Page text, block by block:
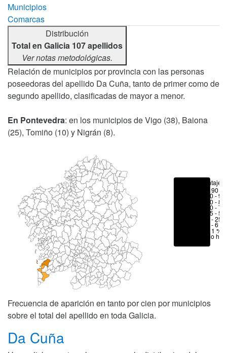
Municipios
Comarcas
Distribución
Total en Galicia 107 apellidos
Ver notas metodológicas.
Relación de municipios por provincia con las personas
poseedoras del apellido Da Cuña, tanto de primer como de
segundo apellido, clasificadas de mayor a menor.
En Pontevedra: en los municipios de Vigo (38), Baiona
(25), Tomiño (10) y Nigrán (8).
Porcentajes
> 90 %
80 -
70 -
50 -
25 -
6 - 25
1 - 6 %
< 1 %
No hay
Frecuencia de aparición en tanto por cien por municipios
sobre el total del apellido en toda Galicia.
Da Cuña